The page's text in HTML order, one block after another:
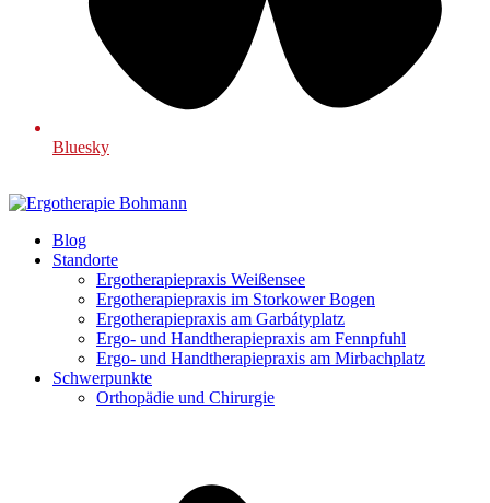
Bluesky
Blog
Standorte
Ergotherapiepraxis Weißensee
Ergotherapiepraxis im Storkower Bogen
Ergotherapiepraxis am Garbátyplatz
Ergo- und Handtherapiepraxis am Fennpfuhl
Ergo- und Handtherapiepraxis am Mirbachplatz
Schwerpunkte
Orthopädie und Chirurgie